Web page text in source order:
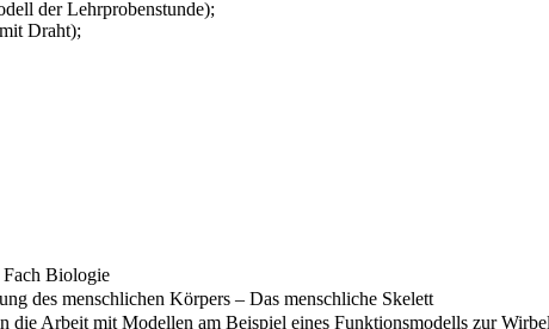
der Lehrprobenstunde);
Draht);
Biologie
des menschlichen Körpers – Das menschliche Skelett
die Arbeit mit Modellen am Beispiel eines Funktionsmodells zur